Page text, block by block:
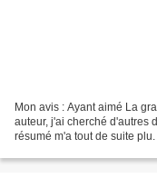
Mon avis : Ayant aimé La
auteur, j'ai cherché d'autres
résumé m'a tout de suite